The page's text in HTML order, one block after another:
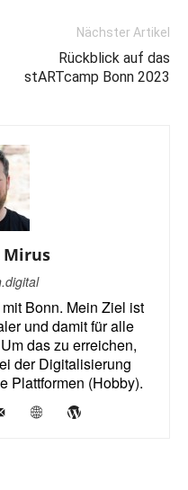
Nächster Artikel
Rückblick auf das
stARTcamp Bonn 2023
Mirus
Bonn. Mein Ziel ist
und damit für alle
das zu erreichen,
der Digitalisierung
Plattformen (Hobby).